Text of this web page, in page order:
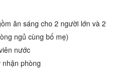
ăn sáng cho 2 người lớn và 2
ngủ cùng bố mẹ)
nước
phòng